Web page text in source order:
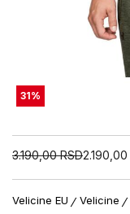
31%
3.190,00 RSD2.190,00
Velicine EU Velicine